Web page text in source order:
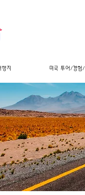
지 미국 투어/경험